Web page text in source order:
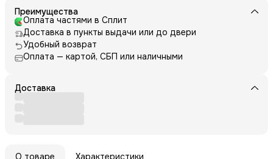
Преимущества
Оплата частями в Сплит
Доставка в пункты выдачи или до двери
Удобный возврат
Оплата — картой, СБП или наличными
Доставка
О товаре Характеристики